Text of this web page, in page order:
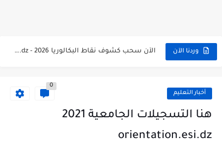
وردنا الآن
موقع سحب كشف نقاط بكالوريا 2026 للناجحين bac.onec.dz
أخبار التعليم
0
هنا التسجيلات الجامعية 2021
orientation.esi.dz